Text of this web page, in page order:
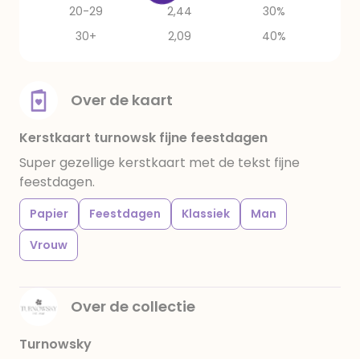
20-29
2,44
30%
30+
2,09 40%
Over de kaart
Kerstkaart turnowsk fijne feestdagen
Super gezellige kerstkaart met de tekst fijne
feestdagen.
Papier Feestdagen Klassiek
Man
Vrouw
Over de collectie
Turnowsky